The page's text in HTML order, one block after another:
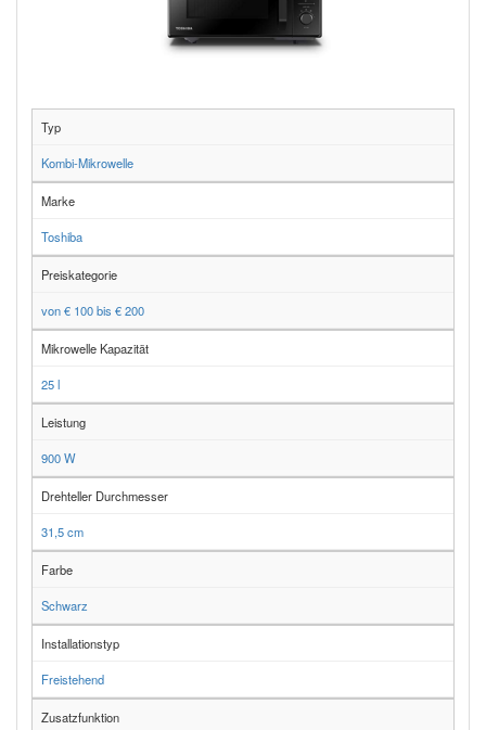
Typ
Kombi-Mikrowelle
Marke
Toshiba
Preiskategorie
von € 100 bis € 200
Mikrowelle Kapazität
25 l
Leistung
900 W
Drehteller Durchmesser
31,5 cm
Farbe
Schwarz
Installationstyp
Freistehend
Zusatzfunktion